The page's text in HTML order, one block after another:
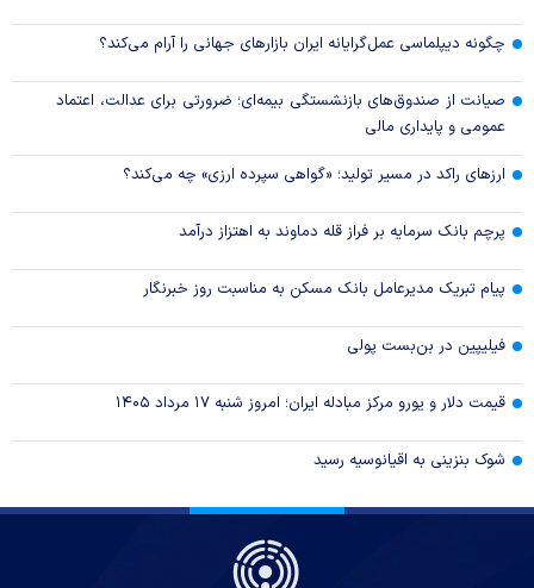
چگونه دیپلماسی عمل‌گرایانه ایران بازار‌های جهانی را آرام می‌کند؟
صیانت از صندوق‌های بازنشستگی بیمه‌ای؛ ضرورتی برای عدالت، اعتماد
عمومی و پایداری مالی
ارزهای راکد در مسیر تولید؛ «گواهی سپرده ارزی» چه می‌کند؟
پرچم بانک سرمایه بر فراز قله دماوند به اهتزاز درآمد
پیام تبریک مدیرعامل بانک مسکن به مناسبت روز خبرنگار
فیلیپین در بن‌بست پولی
قیمت دلار و یورو مرکز مبادله ایران؛ امروز شنبه ۱۷ مرداد ۱۴۰۵
شوک بنزینی به اقیانوسیه رسید